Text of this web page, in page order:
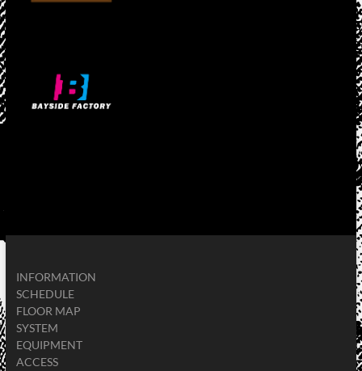
INFORMATION
SCHEDULE
FLOOR MAP
SYSTEM
EQUIPMENT
ACCESS